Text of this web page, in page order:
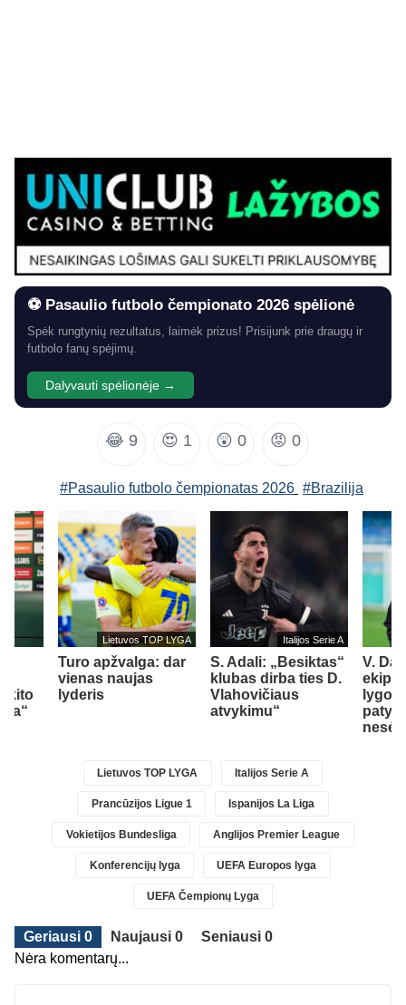
⚽ Pasaulio futbolo čempionato 2026 spėlionė
Spėk rungtynių rezultatus, laimėk prizus! Prisijunk prie draugų ir
futbolo fanų spėjimų.
Dalyvauti spėlionėje →
😂 9 😍 1 😲 0 😡 0
#Pasaulio futbolo čempionatas 2026 #Brazilija
kito
Lietuvos TOP LYGA
Turo apžvalga: dar
vienas naujas
lyderis
Italijos Serie A
S. Adali: „Besiktas“
klubas dirba ties D.
Vlahovičiaus
atvykimu“
V.
ekipa
lygos
Lietuvos TOP LYGA Italijos Serie A
Prancūzijos Ligue 1 Ispanijos La Liga
Vokietijos Bundesliga Anglijos Premier League
Konferencijų lyga UEFA Europos lyga
UEFA Čempionų Lyga
Geriausi 0 Naujausi 0
Seniausi 0
Nėra komentarų...